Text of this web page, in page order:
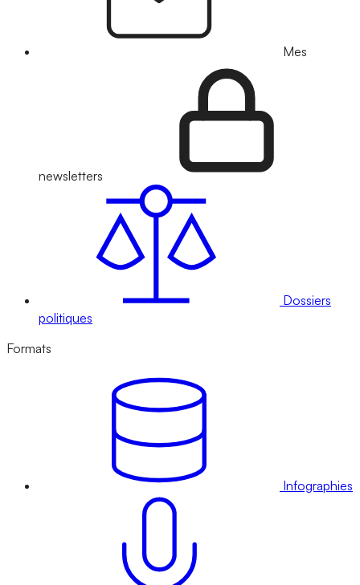
Mes
newsletters
Dossiers
politiques
Formats
Infographies